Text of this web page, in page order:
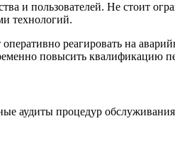
и пользователей. Не стоит
технологий.
реагировать на
повысить квалификацию
аудиты процедур